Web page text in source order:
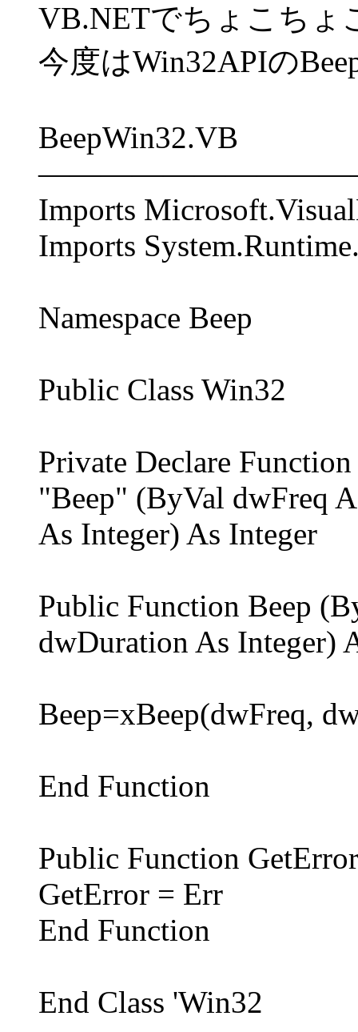
VB.NETでちょこちょ
今度はWin32APIの
BeepWin32.VB
Imports
Imports
Namespace Beep
Public Class Win32
Private Declare
"Beep" (ByVal dwFreq
As Integer) As Integer
Public Function Beep
dwDuration As Integer)
Beep=xBeep(dwFreq,
End Function
Public Function
GetError = Err
End Function
End Class 'Win32